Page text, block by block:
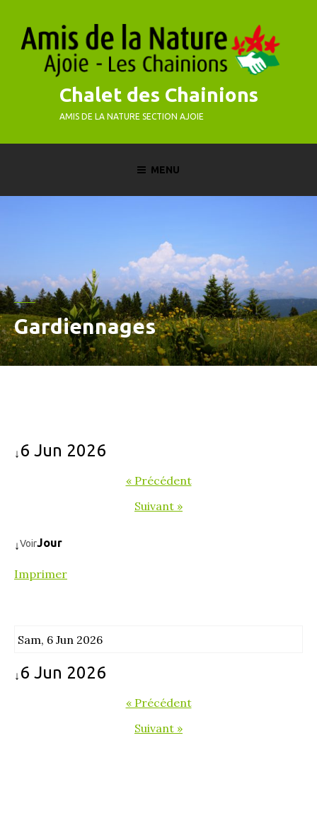
content
Chalet des Chainions
AMIS DE LA NATURE SECTION AJOIE
MENU
Gardiennages
↓ 6 Jun 2026
« Précédent
Suivant »
↓VoirJour
Imprimer
Sam, 6 Jun 2026
↓ 6 Jun 2026
« Précédent
Suivant »